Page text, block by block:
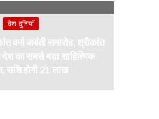
देश-दुनियाँ
वर्मा जयंती समारोह, श्रीकांत
देश का सबसे बड़ा साहित्यिक
राशि होगी 21 लाख